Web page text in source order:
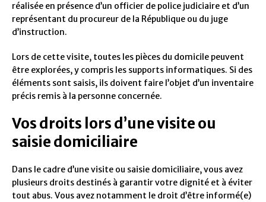
réalisée en présence d’un officier de police judiciaire et d’un
représentant du procureur de la République ou du juge
d’instruction.
Lors de cette visite, toutes les pièces du domicile peuvent
être explorées, y compris les supports informatiques. Si des
éléments sont saisis, ils doivent faire l’objet d’un inventaire
précis remis à la personne concernée.
Vos droits lors d’une visite ou
saisie domiciliaire
Dans le cadre d’une visite ou saisie domiciliaire, vous avez
plusieurs droits destinés à garantir votre dignité et à éviter
tout abus. Vous avez notamment le droit d’être informé(e)